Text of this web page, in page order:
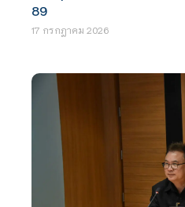
89
17 กรกฎาคม 2026